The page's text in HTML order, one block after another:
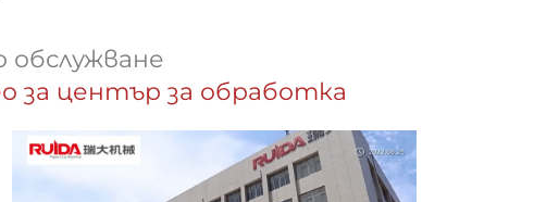
обслужване
за център за обработка